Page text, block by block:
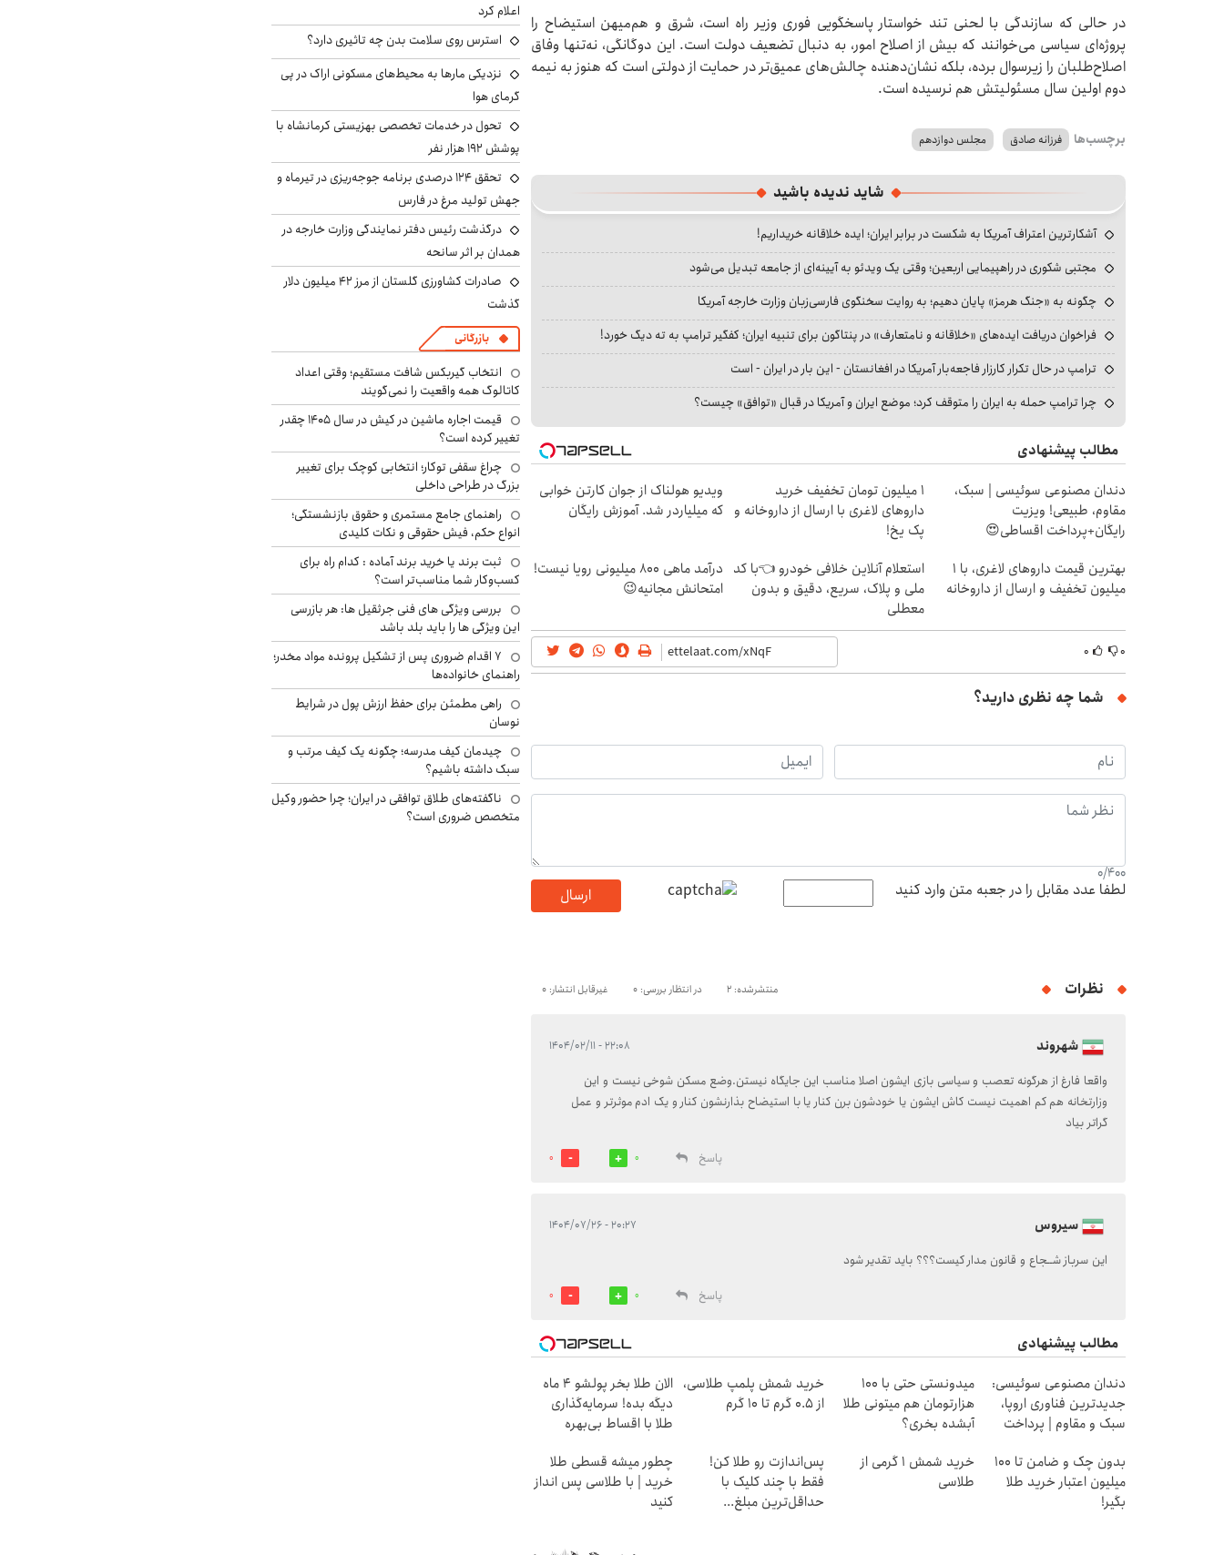
در حالی که سازندگی با لحنی تند خواستار پاسخگویی فوری وزیر راه است، شرق و هم‌میهن استیضاح را
پروژه‌ای سیاسی می‌خوانند که بیش از اصلاح امور، به دنبال تضعیف دولت است. این دوگانگی، نه‌تنها وفاق
اصلاح‌طلبان را زیرسوال برده، بلکه نشان‌دهنده چالش‌های عمیق‌تر در حمایت از دولتی است که هنوز به نیمه
دوم اولین سال مسئولیتش هم نرسیده است.
برچسب‌ها فرزانه صادق مجلس دوازدهم
شاید ندیده باشید
آشکارترین اعتراف آمریکا به شکست در برابر ایران؛ ایده خلاقانه خریداریم!
مجتبی شکوری در راهپیمایی اربعین؛ وقتی یک ویدئو به آیینه‌ای از جامعه تبدیل می‌شود
چگونه به «جنگ هرمز» پایان دهیم؛ به روایت سخنگوی فارسی‌زبان وزارت خارجه آمریکا
فراخوان دریافت ایده‌های «خلاقانه و نامتعارف» در پنتاگون برای تنبیه ایران؛ کفگیر ترامپ به ته دیگ خورد!
ترامپ در حال تکرار کارزار فاجعه‌بار آمریکا در افغانستان - این بار در ایران - است
چرا ترامپ حمله به ایران را متوقف کرد؛ موضع ایران و آمریکا در قبال «توافق» چیست؟
مطالب پیشنهادی
دندان مصنوعی سوئیسی | سبک،
مقاوم، طبیعی! ویزیت
رایگان+پرداخت اقساطی😍
1 میلیون تومان تخفیف خرید
داروهای لاغری با ارسال از داروخانه و
پک یخ!
ویدیو هولناک از جوان کارتن خوابی
که میلیاردر شد. آموزش رایگان
بهترین قیمت داروهای لاغری، با ۱
میلیون تخفیف و ارسال از داروخانه‌
استعلام آنلاین خلافی خودرو 👈با کد
ملی و پلاک، سریع، دقیق و بدون
معطلی
درآمد ماهی 800 میلیونی رویا نیست!
امتحانش مجانیه😉
۰ ۰
شما چه نظری دارید؟
0/400
لطفا عدد مقابل را در جعبه متن وارد کنید ارسال
نظرات منتشرشده: 2 در انتظار بررسی: 0 غیرقابل انتشار: 0
شهروند ۲۲:۰۸ - ۱۴۰۴/۰۲/۱۱
واقعا فارغ از هرگونه تعصب و سیاسی بازی ایشون اصلا مناسب این جایگاه نیستن.وضع مسکن شوخی نیست و این
وزارتخانه هم کم اهمیت نیست کاش ایشون یا خودشون برن کنار یا با استیضاح بذارنشون کنار و یک ادم موثرتر و عمل
گراتر بیاد
پاسخ
0
0
سیروس ۲۰:۲۷ - ۱۴۰۴/۰۷/۲۶
این سرباز شــجاع و قانون مدار کیست؟؟؟ باید تقدیر شود
پاسخ
0
0
مطالب پیشنهادی
دندان مصنوعی سوئیسی:
جدیدترین فناوری اروپا،
سبک و مقاوم | پرداخت
میدونستی حتی با ۱۰۰
هزارتومان هم میتونی طلا
آبشده بخری؟
خرید شمش پلمپ طلاسی،
از ۰.۵ گرم تا ۱۰ گرم
الان طلا بخر پولشو 4 ماه
دیگه بده! سرمایه‌گذاری
طلا با اقساط بی‌بهره
بدون چک و ضامن تا 100
میلیون اعتبار خرید طلا
بگیر!
خرید شمش 1 گرمی از
طلاسی
پس‌اندازت رو طلا کن!
فقط با چند کلیک با
حداقل‌ترین مبلغ...
چطور میشه قسطی طلا
خرید | با طلاسی پس انداز
کنید
اعلام کرد
استرس روی سلامت بدن چه تاثیری دارد؟
نزدیکی مارها به محیط‌های مسکونی اراک در پی
گرمای هوا
تحول در خدمات تخصصی بهزیستی کرمانشاه با
پوشش ۱۹۲ هزار نفر
تحقق ۱۲۴ درصدی برنامه جوجه‌ریزی در تیرماه و
جهش تولید مرغ در فارس
درگذشت رئیس دفتر نمایندگی وزارت خارجه در
همدان بر اثر سانحه
صادرات کشاورزی گلستان از مرز ۴۲ میلیون دلار
گذشت
بازرگانی
انتخاب گیربکس شافت مستقیم؛ وقتی اعداد
کاتالوگ همه واقعیت را نمی‌گویند
قیمت اجاره ماشین در کیش در سال ۱۴۰۵ چقدر
تغییر کرده است؟
چراغ سقفی توکار؛ انتخابی کوچک برای تغییر
بزرگ در طراحی داخلی
راهنمای جامع مستمری و حقوق بازنشستگی؛
انواع حکم، فیش حقوقی و نکات کلیدی
ثبت برند یا خرید برند آماده : کدام راه برای
کسب‌وکار شما مناسب‌تر است؟
بررسی ویژگی های فنی جرثقیل ها: هر بازرسی
این ویژگی ها را باید بلد باشد
۷ اقدام ضروری پس از تشکیل پرونده مواد مخدر؛
راهنمای خانواده‌ها
راهی مطمئن برای حفظ ارزش پول در شرایط
نوسان
چیدمان کیف مدرسه؛ چگونه یک کیف مرتب و
سبک داشته باشیم؟
ناگفته‌های طلاق توافقی در ایران؛ چرا حضور وکیل
متخصص ضروری است؟